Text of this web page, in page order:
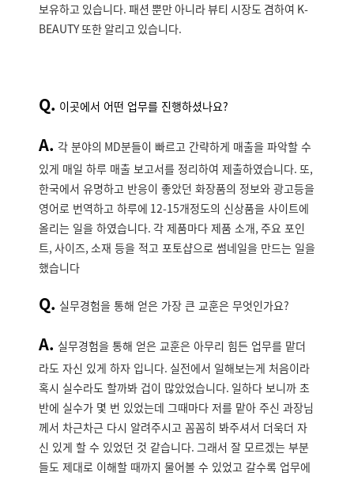
보유하고 있습니다. 패션 뿐만 아니라 뷰티 시장도 겸하여 K-
BEAUTY또한 알리고 있습니다.
Q. 이곳에서 어떤 업무를 진행하셨나요?
A. 각 분야의 MD분들이 빠르고 간략하게 매출을 파악할 수
있게 매일 하루 매출 보고서를 정리하여 제출하였습니다. 또,
한국에서 유명하고 반응이 좋았던 화장품의 정보와 광고등을
영어로 번역하고 하루에 12-15개정도의 신상품을 사이트에
올리는 일을 하였습니다. 각 제품마다 제품 소개, 주요 포인
트, 사이즈, 소재 등을 적고 포토샵으로 썸네일을 만드는 일을
했습니다
Q. 실무경험을 통해 얻은 가장 큰 교훈은 무엇인가요?
A. 실무경험을 통해 얻은 교훈은 아무리 힘든 업무를 맡더
라도 자신 있게 하자 입니다. 실전에서 일해보는게 처음이라
혹시 실수라도 할까봐 겁이 많았었습니다. 일하다 보니까 초
반에 실수가 몇 번 있었는데 그때마다 저를 맡아 주신 과장님
께서 차근차근 다시 알려주시고 꼼꼼히 봐주셔서 더욱더 자
신 있게 할 수 있었던 것 같습니다. 그래서 잘 모르겠는 부분
들도 제대로 이해할 때까지 물어볼 수 있었고 갈수록 업무에